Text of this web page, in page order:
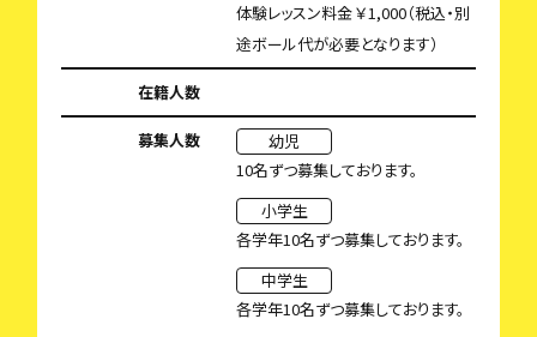
体験レッスン料金 ￥1,000（税込・別
途ボール代が必要となります）
在籍人数
募集人数
幼児
10名ずつ募集しております。
小学生
各学年10名ずつ募集しております。
中学生
各学年10名ずつ募集しております。